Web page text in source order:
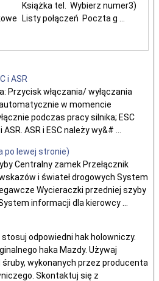
Książka tel. Wybierz numer3)
Listy połączeń Poczta g ...
i ASR
Przycisk włączania/ wyłączania
automatycznie w momencie
podczas pracy silnika; ESC
ASR i ESC należy wy&# ...
po lewej stronie)
Centralny zamek Przełącznik
i świateł drogowych System
Wycieraczki przedniej szyby
informacji dla kierowcy ...
odpowiedni hak holowniczy.
haka Mazdy. Używaj
wykonanych przez producenta
Skontaktuj się z